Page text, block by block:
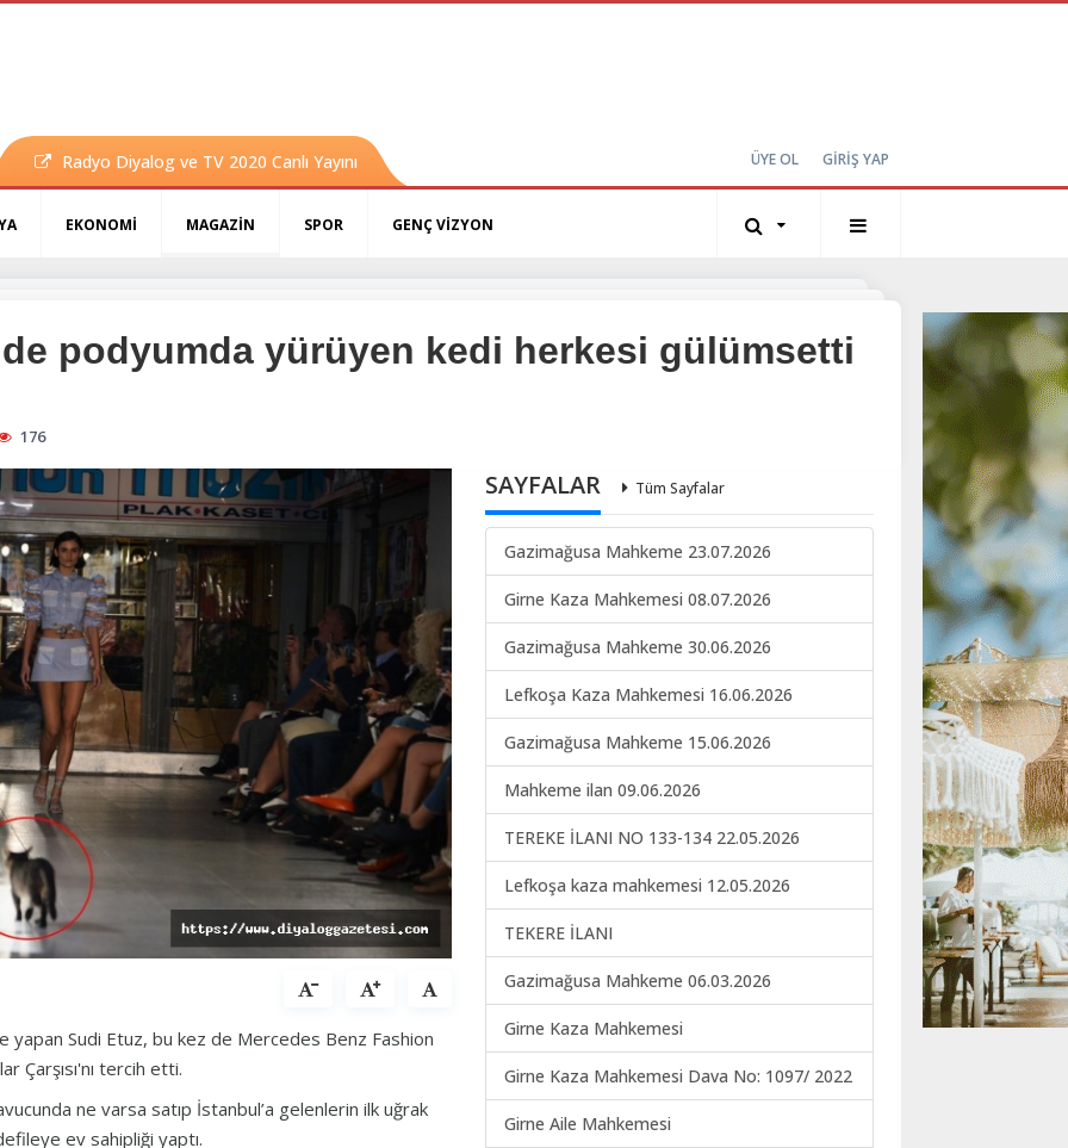
Radyo Diyalog ve TV 2020 Canlı Yayını ÜYE OL GİRİŞ YAP
EKONOMİ MAGAZİN SPOR GENÇ VİZYON
podyumda yürüyen kedi herkesi gülümsetti
176
Sudi Etuz, bu kez de Mercedes Benz Fashion
Çarşısı'nı tercih etti.
ne varsa satıp İstanbul’a gelenlerin ilk uğrak
ev sahipliği yaptı.
SAYFALAR Tüm Sayfalar
Gazimağusa Mahkeme 23.07.2026
Girne Kaza Mahkemesi 08.07.2026
Gazimağusa Mahkeme 30.06.2026
Lefkoşa Kaza Mahkemesi 16.06.2026
Gazimağusa Mahkeme 15.06.2026
Mahkeme ilan 09.06.2026
TEREKE İLANI NO 133-134 22.05.2026
Lefkoşa kaza mahkemesi 12.05.2026
TEKERE İLANI
Gazimağusa Mahkeme 06.03.2026
Girne Kaza Mahkemesi
Girne Kaza Mahkemesi Dava No: 1097/ 2022
Girne Aile Mahkemesi